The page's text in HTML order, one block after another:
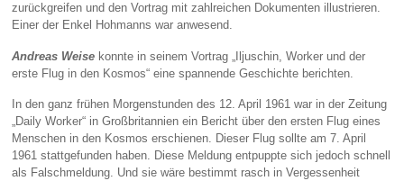
zurückgreifen und den Vortrag mit zahlreichen Dokumenten illustrieren.
Einer der Enkel Hohmanns war anwesend.
Andreas Weise konnte in seinem Vortrag „Iljuschin, Worker und der
erste Flug in den Kosmos“ eine spannende Geschichte berichten.
In den ganz frühen Morgenstunden des 12. April 1961 war in der Zeitung
„Daily Worker“ in Großbritannien ein Bericht über den ersten Flug eines
Menschen in den Kosmos erschienen. Dieser Flug sollte am 7. April
1961 stattgefunden haben. Diese Meldung entpuppte sich jedoch schnell
als Falschmeldung. Und sie wäre bestimmt rasch in Vergessenheit